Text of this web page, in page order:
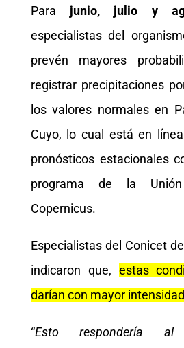
Para junio, julio y
especialistas del
prevén mayores
registrar precipitaciones
los valores normales en
Cuyo, lo cual está en
pronósticos estacionales
programa de la Unión
Copernicus.
Especialistas del Conicet de
indicaron que, estas
darían con mayor
“Esto respondería al